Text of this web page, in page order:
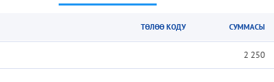
ТӨЛӨӨ КОДУ СУММАСЫ
2 250